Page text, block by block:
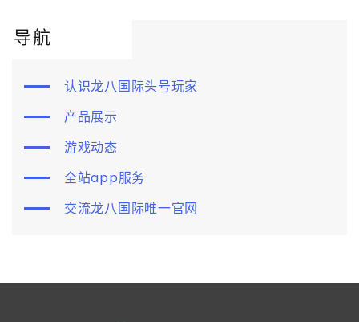
导航
认识龙八国际头号玩家
产品展示
游戏动态
全站app服务
交流龙八国际唯一官网